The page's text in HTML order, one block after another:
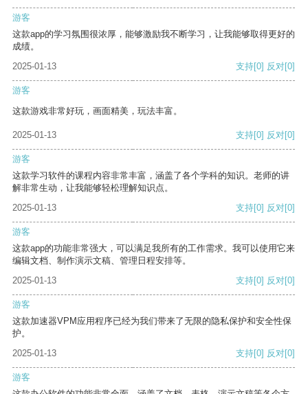
游客
这款app的学习氛围很浓厚，能够激励我不断学习，让我能够取得更好的
成绩。
2025-01-13
支持[0] 反对[0]
游客
这款游戏非常好玩，画面精美，玩法丰富。
2025-01-13 支持[0] 反对[0]
游客
这款学习软件的课程内容非常丰富，涵盖了各个学科的知识。老师的讲
解非常生动，让我能够轻松理解知识点。
2025-01-13
支持[0] 反对[0]
游客
这款app的功能非常强大，可以满足我所有的工作需求。我可以使用它来
编辑文档、制作演示文稿、管理日程安排等。
2025-01-13
支持[0] 反对[0]
游客
这款加速器VPM应用程序已经为我们带来了无限的隐私保护和安全性保
护。
2025-01-13
支持[0] 反对[0]
游客